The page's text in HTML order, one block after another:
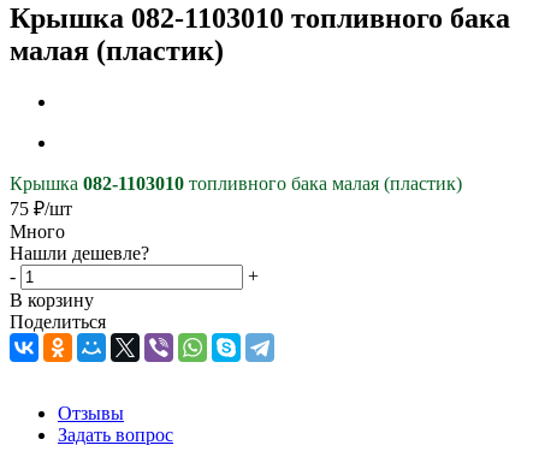
Крышка 082-1103010 топливного бака
малая (пластик)
Крышка 082-1103010 топливного бака малая (пластик)
75 ₽/шт
Много
Нашли дешевле?
-
+
В корзину
Поделиться
Отзывы
Задать вопрос